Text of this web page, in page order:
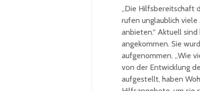
„Die Hilfsbereitschaft
rufen unglaublich
anbieten.“ Aktuell
angekommen. Sie
aufgenommen. „Wie
von der Entwicklung
aufgestellt, haben